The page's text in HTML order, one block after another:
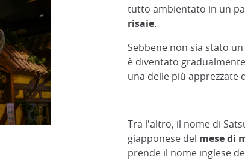
tutto ambientato in un
risaie.
Sebbene non sia stato
è diventato
una delle più apprezzate
Tra l'altro, il nome di
giapponese del mese di
prende il nome inglese